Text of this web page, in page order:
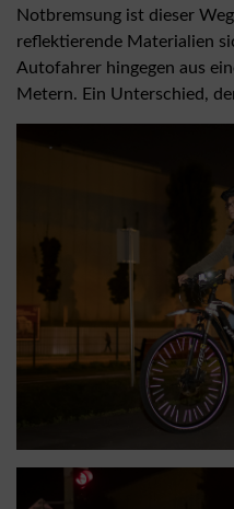
Notbremsung ist dieser
reflektierende Materialien
Autofahrer hingegen aus
Metern. Ein Unterschied,